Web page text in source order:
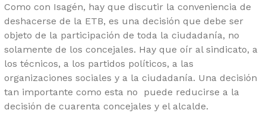
Como con Isagén, hay que discutir la conveniencia de
deshacerse de la ETB, es una decisión que debe ser
objeto de la participación de toda la ciudadanía, no
solamente de los concejales. Hay que oír al sindicato, a
los técnicos, a los partidos políticos, a las
organizaciones sociales y a la ciudadanía. Una decisión
tan importante como esta no puede reducirse a la
decisión de cuarenta concejales y el alcalde.